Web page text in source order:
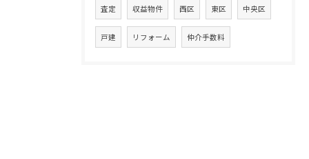
査定 収益物件 西区 東区 中央区
戸建 リフォーム 仲介手数料